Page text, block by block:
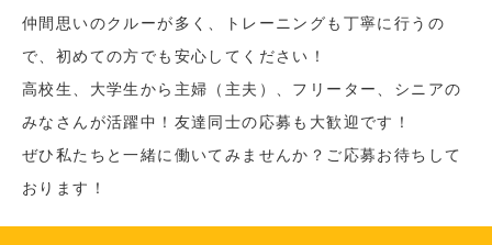
仲間思いのクルーが多く、トレーニングも丁寧に行うの
で、初めての方でも安心してください！
高校生、大学生から主婦（主夫）、フリーター、シニアの
みなさんが活躍中！友達同士の応募も大歓迎です！
ぜひ私たちと一緒に働いてみませんか？ご応募お待ちして
おります！